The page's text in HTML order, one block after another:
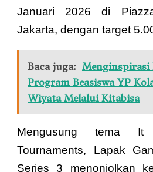
Januari 2026 di
Jakarta, dengan target
Baca juga: Menginspirasi
Program Beasiswa YP
Wiyata Melalui Kitabisa
Mengusung tema It
Tournaments, Lapak
Series 3 menonjolkan